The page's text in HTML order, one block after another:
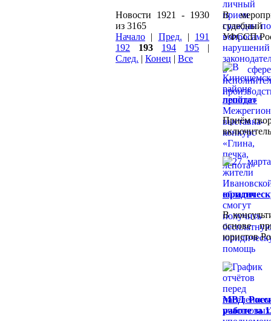
Новости 1921 - 1930
из 3165
Начало | Пред. | 191
192
193 194 195 |
След. | Конец | Все
В
УФССП
лепота»
Приём
В
основе
юристов
МВД
работе за